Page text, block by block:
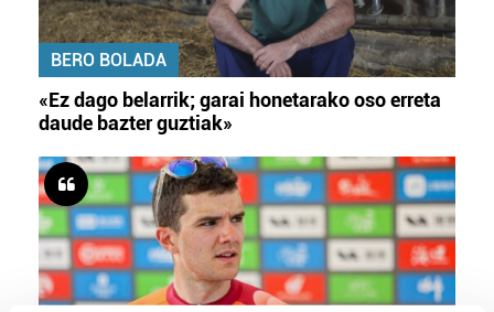
BERO BOLADA
«Ez dago belarrik; garai honetarako oso erreta
daude bazter guztiak»